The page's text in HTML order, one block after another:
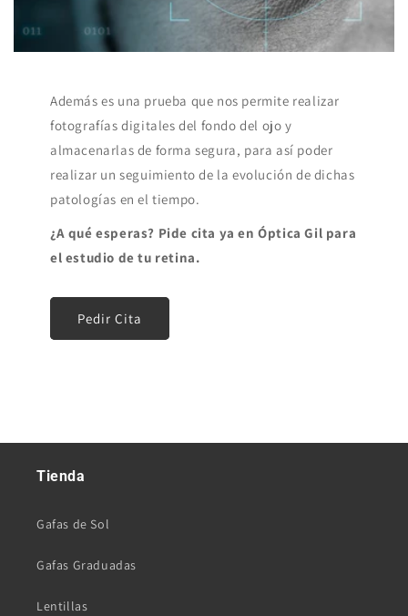
Además es una prueba que nos permite realizar
fotografías digitales del fondo del ojo y
almacenarlas de forma segura, para así poder
realizar un seguimiento de la evolución de dichas
patologías en el tiempo.
¿A qué esperas? Pide cita ya en Óptica Gil para
el estudio de tu retina.
Pedir Cita
Tienda
Gafas de Sol
Gafas Graduadas
Lentillas